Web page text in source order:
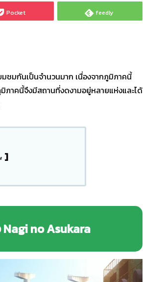
Pocket feedly
ชมกันเป็นจำนวนมาก เนื่องจากภูมิภาคนี้
มิภาคนี้จึงมีสถานที่งดงามอยู่หลายแห่งและได้
]
Nagi no Asukara